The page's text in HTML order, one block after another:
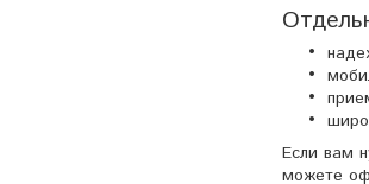
Если вам
можете